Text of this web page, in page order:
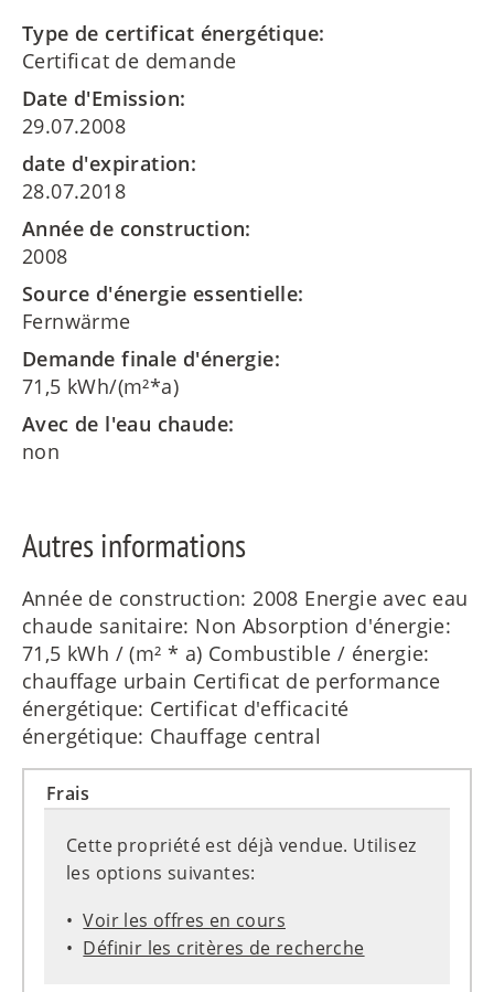
Type de certificat énergétique:
Certificat de demande
Date d'Emission:
29.07.2008
date d'expiration:
28.07.2018
Année de construction:
2008
Source d'énergie essentielle:
Fernwärme
Demande finale d'énergie:
71,5 kWh/(m²*a)
Avec de l'eau chaude:
non
Autres informations
Année de construction: 2008 Energie avec eau
chaude sanitaire: Non Absorption d'énergie:
71,5 kWh / (m² * a) Combustible / énergie:
chauffage urbain Certificat de performance
énergétique: Certificat d'efficacité
énergétique: Chauffage central
Frais
Cette propriété est déjà vendue. Utilisez
les options suivantes:
Voir les offres en cours
Définir les critères de recherche